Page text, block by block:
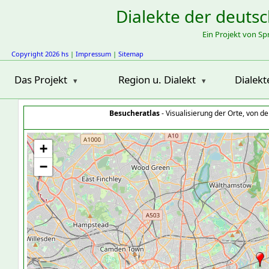
Dialekte der
Ein Projekt von
Copyright 2026 hs | Impressum | Sitemap
Das Projekt Region u. Dialekt
Besucheratlas- Visualisierung der Orte, von
+
−